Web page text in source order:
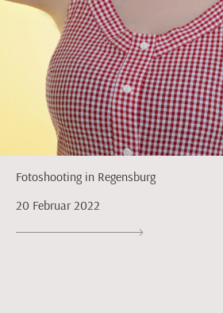
Fotoshooting in Regensburg
20 Februar 2022